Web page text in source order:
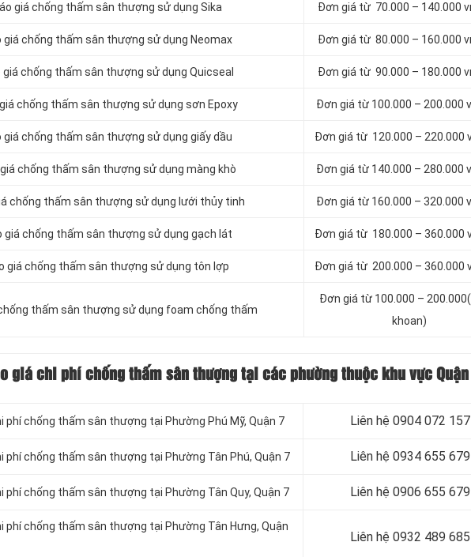
giá chống thấm sân thượng sử dụng Sika Đơn giá từ 70.000 – 140.000
giá chống thấm sân thượng sử dụng Neomax Đơn giá từ 80.000 – 160.000
giá chống thấm sân thượng sử dụng Quicseal Đơn giá từ 90.000 – 180.000
chống thấm sân thượng sử dụng sơn Epoxy Đơn giá từ 100.000 – 200.000
giá chống thấm sân thượng sử dụng giấy dầu Đơn giá từ 120.000 – 220.000
chống thấm sân thượng sử dụng màng khò Đơn giá từ 140.000 – 280.000
chống thấm sân thượng sử dụng lưới thủy tinh Đơn giá từ 160.000 – 320.000
giá chống thấm sân thượng sử dụng gạch lát Đơn giá từ 180.000 – 360.000
giá chống thấm sân thượng sử dụng tôn lợp Đơn giá từ 200.000 – 360.000
thấm sân thượng sử dụng foam chống thấm
Đơn giá từ 100.000 –
khoan)
giá chi phí chống thấm sân thượng tại các phường thuộc khu vực Quận
phí chống thấm sân thượng tại Phường Phú Mỹ, Quận 7 Liên hệ 0904 072 157
phí chống thấm sân thượng tại Phường Tân Phú, Quận 7 Liên hệ 0934 655 679
phí chống thấm sân thượng tại Phường Tân Quy, Quận 7 Liên hệ 0906 655 679
phí chống thấm sân thượng tại Phường Tân Hưng, Quận
Liên hệ 0932 489 685